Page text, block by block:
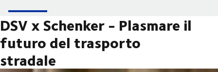
DSV x Schenker - Plasmare il
futuro del trasporto
stradale